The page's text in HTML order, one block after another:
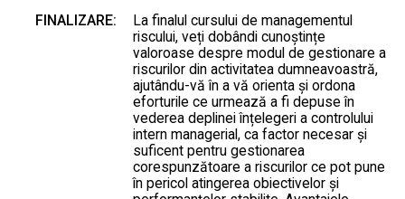
FINALIZARE:
La finalul cursului de managementul
riscului, veți dobândi cunoștințe
valoroase despre modul de gestionare a
riscurilor din activitatea dumneavoastră,
ajutându-vă în a vă orienta și ordona
eforturile ce urmează a fi depuse în
vederea deplinei înțelegeri a controlului
intern managerial, ca factor necesar și
suficent pentru gestionarea
corespunzătoare a riscurilor ce pot pune
în pericol atingerea obiectivelor și